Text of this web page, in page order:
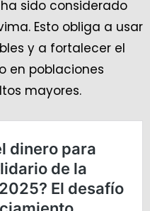
sido considerado
Esto obliga a usar
y a fortalecer el
en poblaciones
mayores.